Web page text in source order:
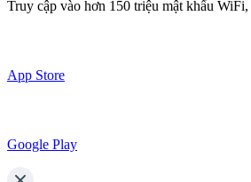
Truy cập vào hơn 150 triệu mật khẩu WiFi,
App Store
Google Play